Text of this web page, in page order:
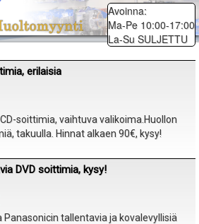
Avoinna:
Ma-Pe 10:00-17:00
La-Su SULJETTU
erilaisia
soittimia, vaihtuva valikoima.Huollon
takuulla. Hinnat alkaen 90€, kysy!
DVD soittimia, kysy!
Panasonicin tallentavia ja kovalevyllisiä